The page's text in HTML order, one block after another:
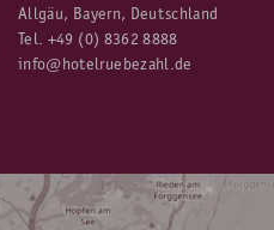
Allgäu, Bayern, Deutschland
Tel. +49 (0) 8362 8888
info@hotelruebezahl.de